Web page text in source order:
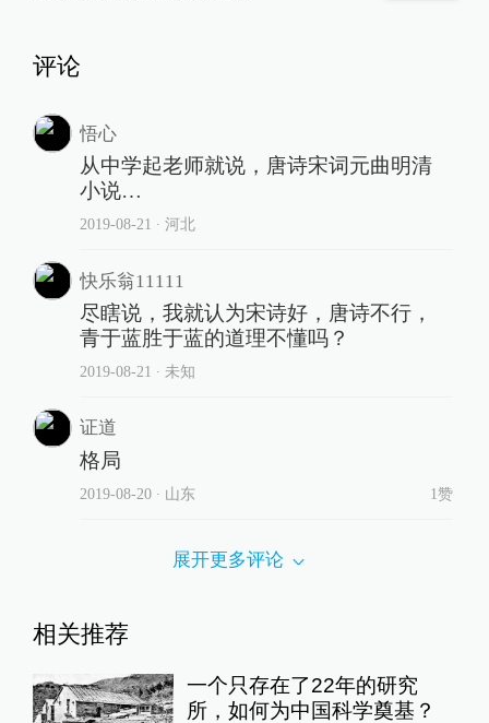
评论
悟心
从中学起老师就说，唐诗宋词元曲明清
小说…
2019-08-21 ∙ 河北
快乐翁11111
尽瞎说，我就认为宋诗好，唐诗不行，
青于蓝胜于蓝的道理不懂吗？
2019-08-21 ∙ 未知
证道
格局
2019-08-20∙ 山东 1赞
展开更多评论
相关推荐
一个只存在了22年的研究
所，如何为中国科学奠基？